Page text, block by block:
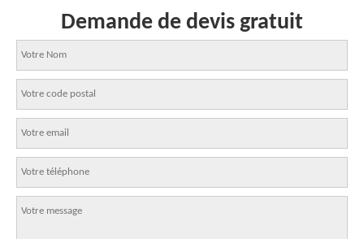
Demande de devis gratuit